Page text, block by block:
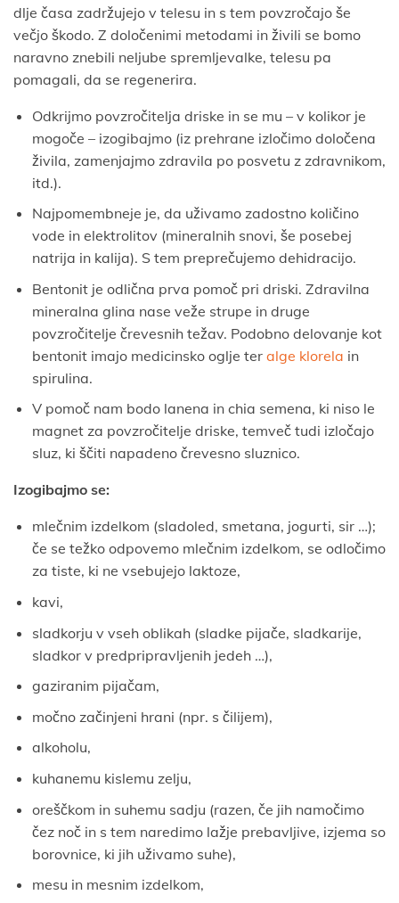
dlje časa zadržujejo v telesu in s tem povzročajo še
večjo škodo. Z določenimi metodami in živili se bomo
naravno znebili neljube spremljevalke, telesu pa
pomagali, da se regenerira.
Odkrijmo povzročitelja driske in se mu – v kolikor je
mogoče – izogibajmo (iz prehrane izločimo določena
živila, zamenjajmo zdravila po posvetu z zdravnikom,
itd.).
Najpomembneje je, da uživamo zadostno količino
vode in elektrolitov (mineralnih snovi, še posebej
natrija in kalija). S tem preprečujemo dehidracijo.
Bentonit je odlična prva pomoč pri driski. Zdravilna
mineralna glina nase veže strupe in druge
povzročitelje črevesnih težav. Podobno delovanje kot
bentonit imajo medicinsko oglje ter alge klorela in
spirulina.
V pomoč nam bodo lanena in chia semena, ki niso le
magnet za povzročitelje driske, temveč tudi izločajo
sluz, ki ščiti napadeno črevesno sluznico.
Izogibajmo se:
mlečnim izdelkom (sladoled, smetana, jogurti, sir …);
če se težko odpovemo mlečnim izdelkom, se odločimo
za tiste, ki ne vsebujejo laktoze,
kavi,
sladkorju v vseh oblikah (sladke pijače, sladkarije,
sladkor v predpripravljenih jedeh …),
gaziranim pijačam,
močno začinjeni hrani (npr. s čilijem),
alkoholu,
kuhanemu kislemu zelju,
oreščkom in suhemu sadju (razen, če jih namočimo
čez noč in s tem naredimo lažje prebavljive, izjema so
borovnice, ki jih uživamo suhe),
mesu in mesnim izdelkom,